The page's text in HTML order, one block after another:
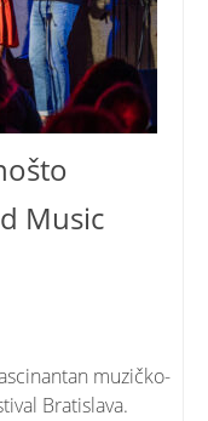
Music
muzičko-
Bratislava.